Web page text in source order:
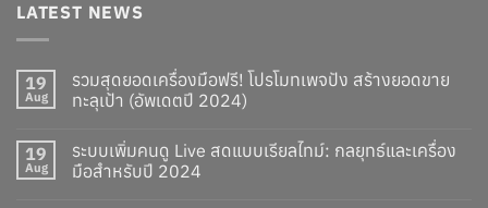
LATEST NEWS
19
Aug
รวมสุดยอดเครื่องมือฟรี! โปรโมทเพจปัง สร้างยอดขาย
ทะลุเป้า (อัพเดตปี 2024)
19
Aug
ระบบเพิ่มคนดู Live สดแบบเรียลไทม์: กลยุทธ์และเครื่อง
มือสำหรับปี 2024